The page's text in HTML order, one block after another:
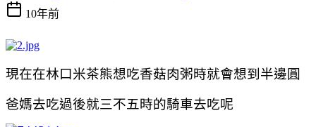
10年前
現在在林口米茶熊想吃香菇肉粥時就會想到半邊圓
爸媽去吃過後就三不五時的騎車去吃呢